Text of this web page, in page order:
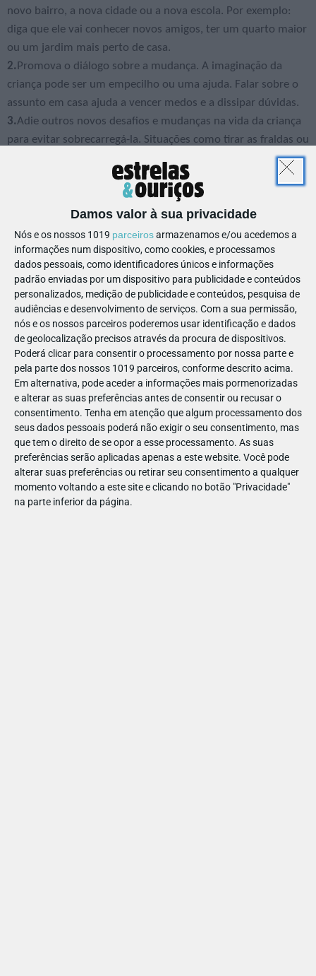
Damos valor à sua privacidade
Nós e os nossos 1019 parceirosarmazenamos e/ou acedemos a
informações num dispositivo, como cookies, e processamos
dados pessoais, como identificadores únicos e informações
padrão enviadas por um dispositivo para publicidade e conteúdos
personalizados, medição de publicidade e conteúdos, pesquisa de
audiências e desenvolvimento de serviços. Com a sua permissão,
nós e os nossos parceiros poderemos usar identificação e dados
de geolocalização precisos através da procura de dispositivos.
Poderá clicar para consentir o processamento por nossa parte e
pela parte dos nossos 1019 parceiros, conforme descrito acima.
Em alternativa, pode aceder a informações mais pormenorizadas
e alterar as suas preferências antes de consentir ou recusar o
consentimento. Tenha em atenção que algum processamento dos
seus dados pessoais poderá não exigir o seu consentimento, mas
que tem o direito de se opor a esse processamento. As suas
preferências serão aplicadas apenas a este website. Você pode
alterar suas preferências ou retirar seu consentimento a qualquer
momento voltando a este site e clicando no botão "Privacidade"
na parte inferior da página.
novo bairro, a nova cidade ou a nova escola. Por exemplo:
diga que ele vai conhecer novos amigos, ter um quarto maior
ou um jardim mais perto de casa.
2. Promova o diálogo sobre a mudança. A imaginação da
criança pode ser um empecilho ou uma ajuda. Falar sobre o
assunto em casa ajuda a vencer medos e a dissipar dúvidas.
3.Adie outros novos desafios e mudanças na vida da criança
para evitar sobrecarregá-la. Situações como tirar as fraldas ou
adaptar-se à cantina implicam um esforço adicional que não
deve coincidir com uma mudança de cidade, escola ou casa.
4.Envolva a criança nas mudanças para despertar
entusiasmo. Entre outras coisas, pode pedir ao seu filho que
o ajude a decorar o seu novo quarto ou a escolher a mochila
da escola.
5.Facilite a despedida dos amigos da criança. Se possível,
reúna o grupo na nova casa para um lanche.
6. Marque uma consulta com o diretor da nova escola para se
apresentar e conhecer o modo de ensino e o meio
envolvente.
7.Tente fazer um horário reduzido. Se possível, vá expondo a
criança à nova escola, aos poucos – no primeiro dia leve-a só
de manhã, por exemplo.
8.Promova o bom relacionamento com as crianças da escola
ou do bairro. Esse é um grande apoio na adaptação do seu
filho. Encoraje as relações sociais. O envolvimento em